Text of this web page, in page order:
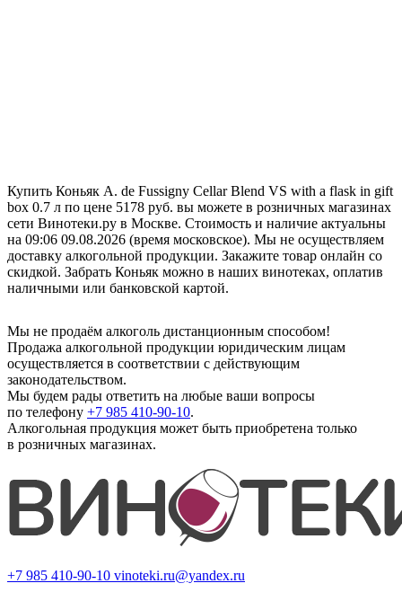
Купить Коньяк A. de Fussigny Cellar Blend VS with a flask in gift
box 0.7 л по цене 5178 руб. вы можете в розничных магазинах
сети Винотеки.ру в Москве. Стоимость и наличие актуальны
на 09:06 09.08.2026 (время московское). Мы не осуществляем
доставку алкогольной продукции. Закажите товар онлайн со
скидкой. Забрать Коньяк можно в наших винотеках, оплатив
наличными или банковской картой.
Мы не продаём алкоголь дистанционным способом!
Продажа алкогольной продукции юридическим лицам
осуществляется в соответствии с действующим
законодательством.
Мы будем рады ответить на любые ваши вопросы
по телефону +7 985 410-90-10.
Алкогольная продукция может быть приобретена только
в розничных магазинах.
+7 985 410-90-10 vinoteki.ru@yandex.ru